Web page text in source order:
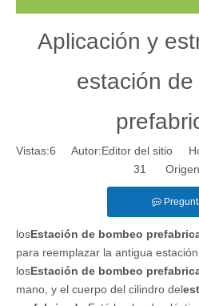
Aplicación y
estación
Vistas:6 Autor:Editor del sitio
31
losEstación de bombeo
para reemplazar la antigua
losEstación de bombeo
mano, y el cuerpo del cilindro del